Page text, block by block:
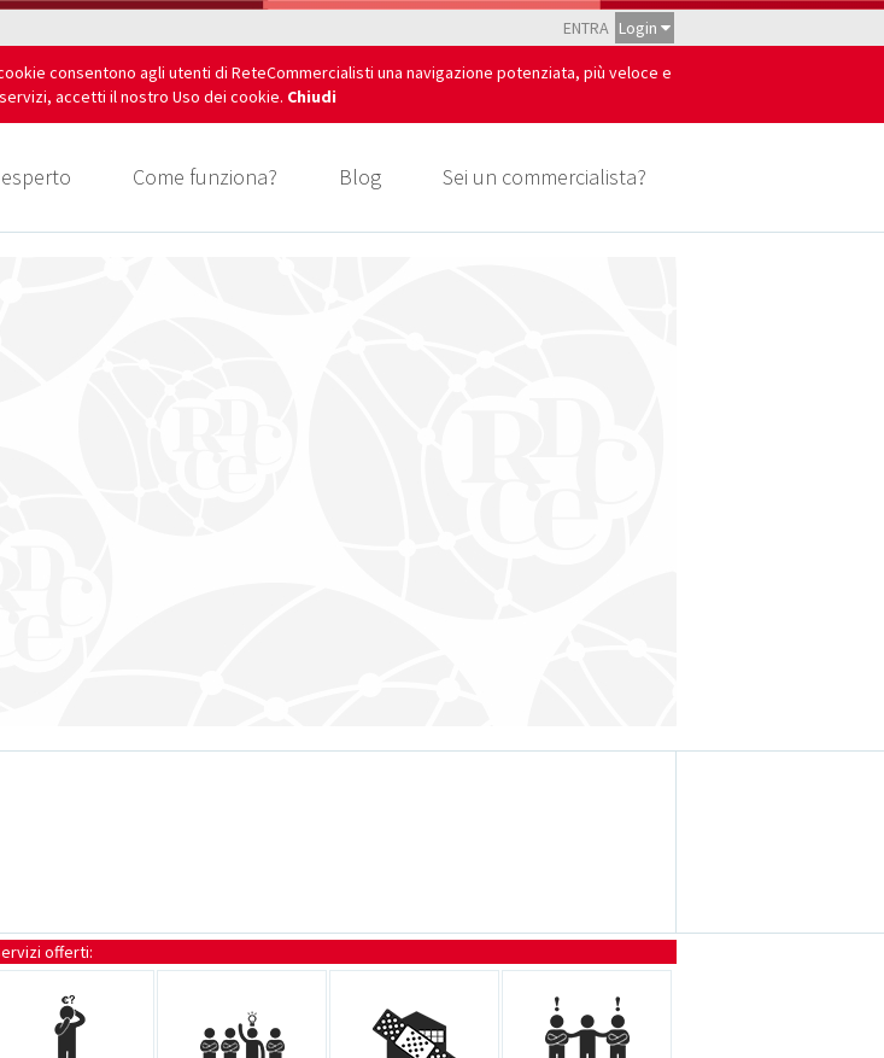
ENTRA Login
consentono agli utenti di ReteCommercialisti una navigazione potenziata, più veloce e
accetti il nostro Uso dei cookie. Chiudi
Come funziona? Blog Sei un commercialista?
offerti: